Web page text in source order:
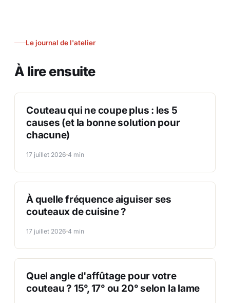
Le journal de l'atelier
À lire ensuite
C
Couteau qui ne coupe plus : les 5
causes (et la bonne solution pour
chacune)
17 juillet 2026 4 min
À
À quelle fréquence aiguiser ses
couteaux de cuisine ?
17 juillet 2026 4 min
Q
Quel angle d'affûtage pour votre
couteau ? 15°, 17° ou 20° selon la lame